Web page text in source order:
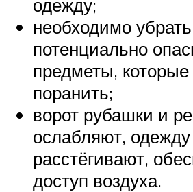
одежду;
необходимо убрать
потенциально
предметы, которые
поранить;
ворот рубашки и
ослабляют, одежду
расстёгивают,
доступ воздуха.